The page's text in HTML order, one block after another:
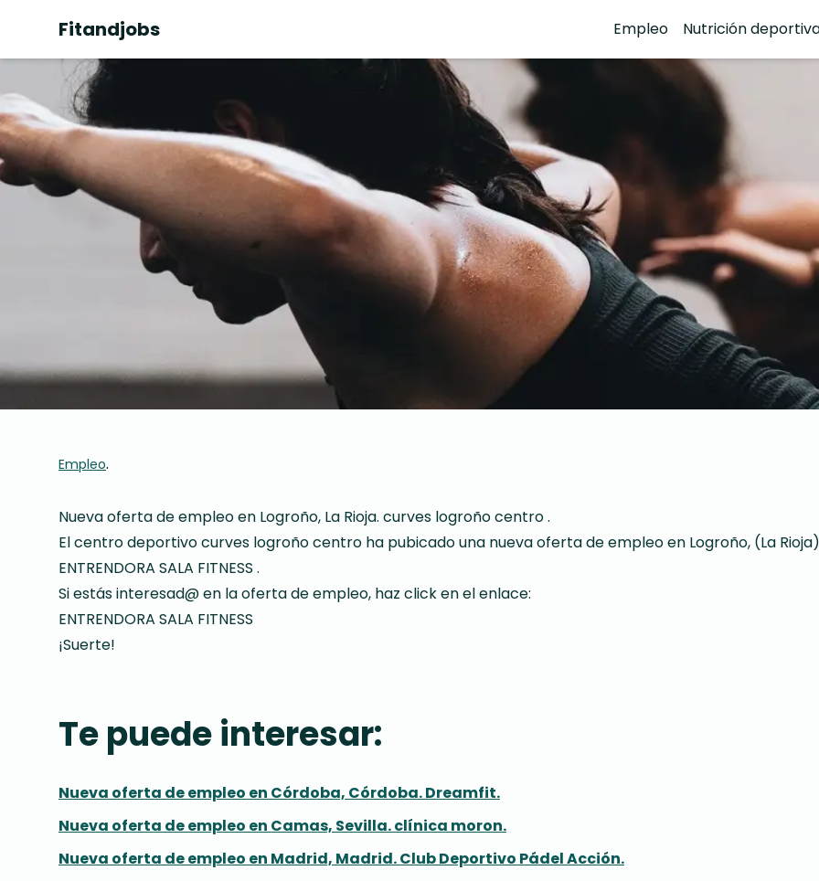
Fitandjobs Empleo Nutrición
Empleo.
Nueva oferta de empleo en Logroño, La Rioja. curves logroño centro .
El centro deportivo curves logroño centro ha pubicado una nueva oferta de empleo en Logroño, (La
ENTRENDORA SALA FITNESS .
Si estás interesad@ en la oferta de empleo, haz click en el enlace:
ENTRENDORA SALA FITNESS
¡Suerte!
Te puede interesar:
Nueva oferta de empleo en Córdoba, Córdoba. Dreamfit.
Nueva oferta de empleo en Camas, Sevilla. clínica moron.
Nueva oferta de empleo en Madrid, Madrid. Club Deportivo Pádel Acción.